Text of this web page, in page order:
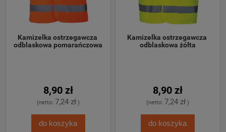
Kamizelka ostrzegawcza
odblaskowa pomarańczowa
8,90 zł
(netto: 7,24 zł)
do koszyka
Kamizelka ostrzegawcza
odblaskowa żółta
8,90 zł
(netto: 7,24 zł)
do koszyka